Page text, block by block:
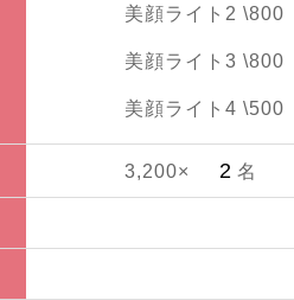
美顔ライト2 \800
美顔ライト3 \800
美顔ライト4 \500
3,200× 名